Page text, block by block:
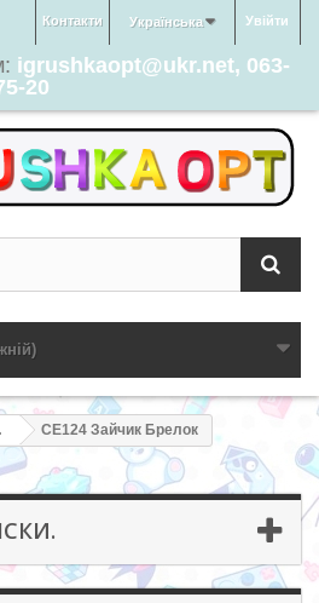
Увійти
Українська
Контакти
igrushkaopt@ukr.net, 063-
20
CE124 Зайчик Брелок